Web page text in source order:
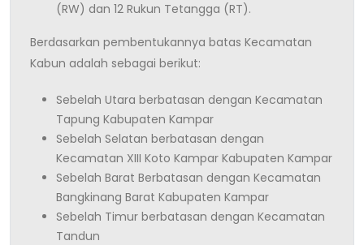
(RW) dan 12 Rukun Tetangga (RT).
Berdasarkan pembentukannya batas Kecamatan
Kabun adalah sebagai berikut:
Sebelah Utara berbatasan dengan Kecamatan
Tapung Kabupaten Kampar
Sebelah Selatan berbatasan dengan
Kecamatan XIII Koto Kampar Kabupaten Kampar
Sebelah Barat Berbatasan dengan Kecamatan
Bangkinang Barat Kabupaten Kampar
Sebelah Timur berbatasan dengan Kecamatan
Tandun